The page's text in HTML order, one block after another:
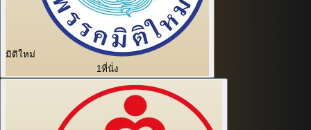
มิติใหม่
1ที่นั่ง